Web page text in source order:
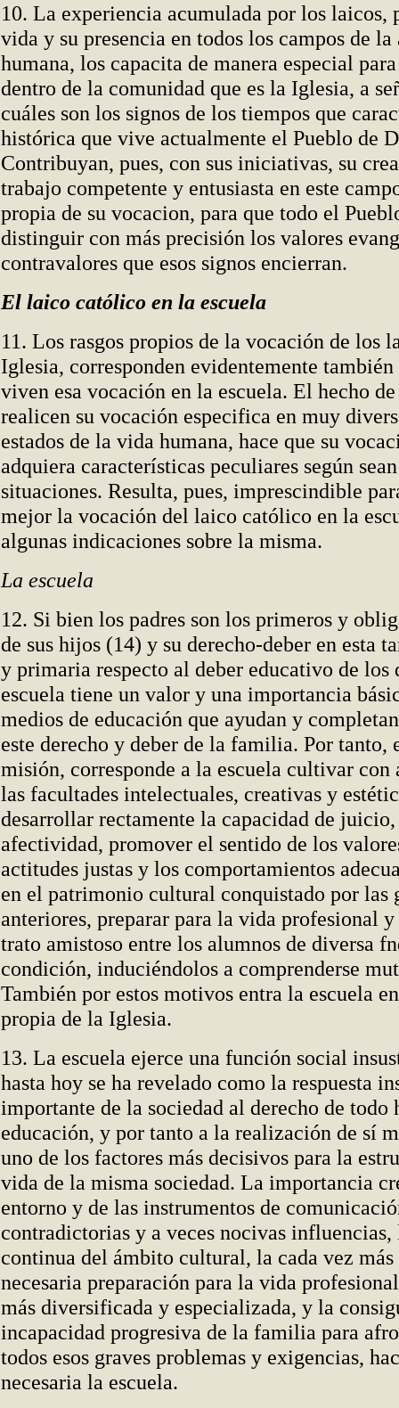
10. La experiencia acumulada por los laicos,
vida y su presencia en todos los campos de
humana, los capacita de manera especial
dentro de la comunidad que es la Iglesia, a
cuáles son los signos de los tiempos que
histórica que vive actualmente el Pueblo de
Contribuyan, pues, con sus iniciativas, su
trabajo competente y entusiasta en este
propia de su vocacion, para que todo el
distinguir con más precisión los valores
contravalores que esos signos encierran.
El laico católico en la escuela
11. Los rasgos propios de la vocación de los
Iglesia, corresponden evidentemente
viven esa vocación en la escuela. El hecho
realicen su vocación especifica en muy
estados de la vida humana, hace que su
adquiera características peculiares según sean
situaciones. Resulta, pues, imprescindible
mejor la vocación del laico católico en la
algunas indicaciones sobre la misma.
La escuela
12. Si bien los padres son los primeros y
de sus hijos (14) y su derecho-deber en esta
y primaria respecto al deber educativo de los
escuela tiene un valor y una importancia
medios de educación que ayudan y
este derecho y deber de la familia. Por tanto,
misión, corresponde a la escuela cultivar con
las facultades intelectuales, creativas y
desarrollar rectamente la capacidad de
afectividad, promover el sentido de los
actitudes justas y los comportamientos
en el patrimonio cultural conquistado por las
anteriores, preparar para la vida profesional
trato amistoso entre los alumnos de diversa
condición, induciéndolos a comprenderse
También por estos motivos entra la escuela
propia de la Iglesia.
13. La escuela ejerce una función social
hasta hoy se ha revelado como la respuesta
importante de la sociedad al derecho de todo
educación, y por tanto a la realización de sí
uno de los factores más decisivos para la
vida de la misma sociedad. La importancia
entorno y de las instrumentos de
contradictorias y a veces nocivas influencias,
continua del ámbito cultural, la cada vez
necesaria preparación para la vida
más diversificada y especializada, y la
incapacidad progresiva de la familia para
todos esos graves problemas y exigencias,
necesaria la escuela.